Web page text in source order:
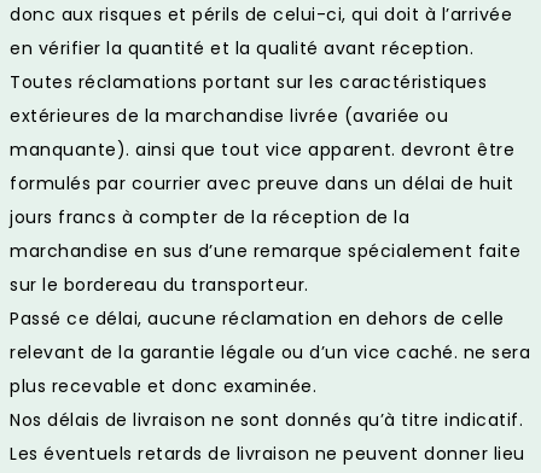
donc aux risques et périls de celui-ci, qui doit à l’arrivée
en vérifier la quantité et la qualité avant réception.
Toutes réclamations portant sur les caractéristiques
extérieures de la marchandise livrée (avariée ou
manquante). ainsi que tout vice apparent. devront être
formulés par courrier avec preuve dans un délai de huit
jours francs à compter de la réception de la
marchandise en sus d’une remarque spécialement faite
sur le bordereau du transporteur.
Passé ce délai, aucune réclamation en dehors de celle
relevant de la garantie légale ou d’un vice caché. ne sera
plus recevable et donc examinée.
Nos délais de livraison ne sont donnés qu’à titre indicatif.
Les éventuels retards de livraison ne peuvent donner lieu